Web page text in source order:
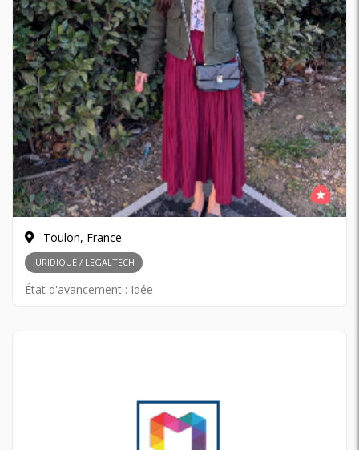
Toulon, France
JURIDIQUE / LEGALTECH
État d'avancement : Idée